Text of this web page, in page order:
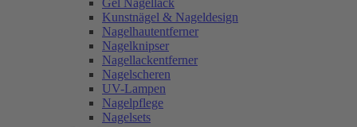
Gel Nagellack
Kunstnägel & Nageldesign
Nagelhautentferner
Nagelknipser
Nagellackentferner
Nagelscheren
UV-Lampen
Nagelpflege
Nagelsets